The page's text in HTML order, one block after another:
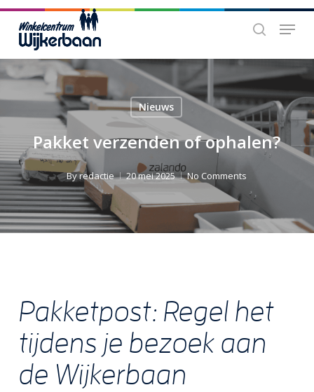
Skip
main
content
search
Menu
Nieuws
Pakket verzenden of ophalen?
Byredactie 20 mei 2025 No Comments
Pakketpost: Regel het
tijdens je bezoek aan
de Wijkerbaan